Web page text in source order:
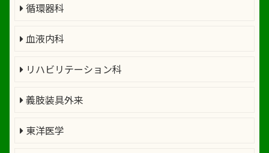
循環器科
血液内科
リハビリテーション科
義肢装具外来
東洋医学